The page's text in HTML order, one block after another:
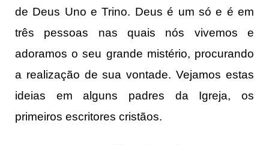
de Deus Uno e Trino. Deus é um só e é em
três pessoas nas quais nós vivemos e
adoramos o seu grande mistério, procurando
a realização de sua vontade. Vejamos estas
ideias em alguns padres da Igreja, os
primeiros escritores cristãos.